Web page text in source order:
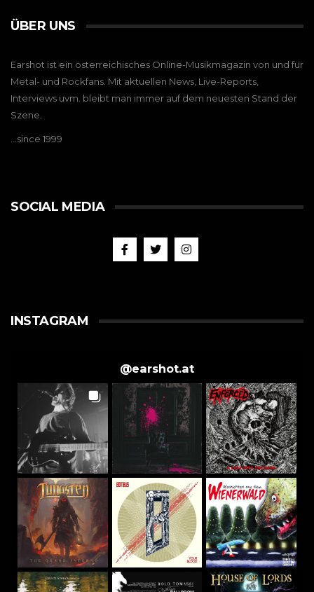
ÜBER UNS
Earshot ist ein österreichisches Online-Musikmagazin von und für
Metal- und Rockfans. Mit aktuellen News, Live-Reports,
Interviews uvm. bleibt man immer auf dem neuesten Stand der
Szene.
…since 1999
SOCIAL MEDIA
INSTAGRAM
@earshot.at